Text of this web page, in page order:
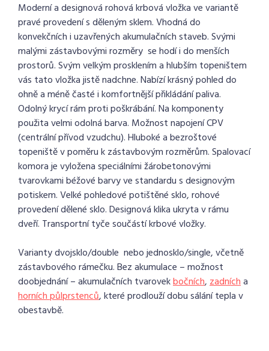
Moderní a designová rohová krbová vložka ve variantě
pravé provedení s děleným sklem. Vhodná do
konvekčních i uzavřených akumulačních staveb. Svými
malými zástavbovými rozměry se hodí i do menších
prostorů. Svým velkým prosklením a hlubším topeništem
vás tato vložka jistě nadchne. Nabízí krásný pohled do
ohně a méně časté i komfortnější přikládání paliva.
Odolný krycí rám proti poškrábání. Na komponenty
použita velmi odolná barva. Možnost napojení CPV
(centrální přívod vzudchu). Hluboké a bezroštové
topeniště v poměru k zástavbovým rozměrům. Spalovací
komora je vyložena speciálními žárobetonovými
tvarovkami béžové barvy ve standardu s designovým
potiskem. Velké pohledové potištěné sklo, rohové
provedení dělené sklo. Designová klika ukryta v rámu
dveří. Transportní tyče součástí krbové vložky.
Varianty dvojsklo/double nebo jednosklo/single, včetně
zástavbového rámečku. Bez akumulace – možnost
doobjednání – akumulačních tvarovekbočních,zadnícha
horních půlprstenců, které prodlouží dobu sálání tepla v
obestavbě.